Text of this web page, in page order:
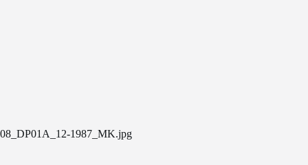
08_DP01A_12-1987_MK.jpg